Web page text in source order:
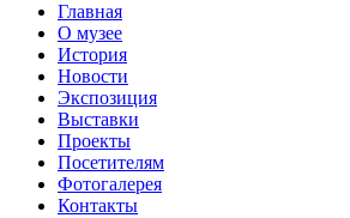
Главная
О музее
История
Новости
Экспозиция
Выставки
Проекты
Посетителям
Фотогалерея
Контакты